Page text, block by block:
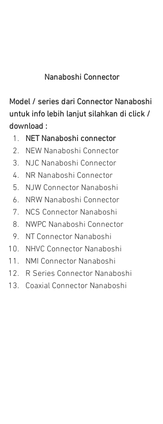
Nanaboshi Connector
Model / series dari Connector Nanaboshi
untuk info lebih lanjut silahkan di click /
download :
NET Nanaboshi connector
NEW Nanaboshi Connector
NJC Nanaboshi Connector
NR Nanaboshi Connector
NJW Connector Nanaboshi
NRW Nanaboshi Connector
NCS Connector Nanaboshi
NWPC Nanaboshi Connector
NT Connector Nanaboshi
NHVC Connector Nanaboshi
NMI Connector Nanaboshi
R Series Connector Nanaboshi
Coaxial Connector Nanaboshi